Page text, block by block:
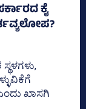
ಕೈ
ಖಾಸಗಿ